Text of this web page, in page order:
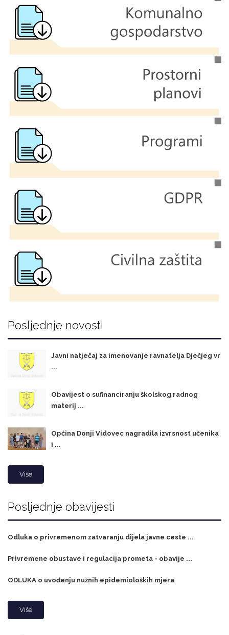
Posljednje novosti
Javni natječaj za imenovanje ravnatelja Dječjeg vr
...
Obavijest o sufinanciranju školskog radnog
materij ...
Općina Donji Vidovec nagradila izvrsnost učenika
i ...
Više
Posljednje obavijesti
Odluka o privremenom zatvaranju dijela javne ceste ...
Privremene obustave i regulacija prometa - obavije ...
ODLUKA o uvođenju nužnih epidemioloških mjera
Više